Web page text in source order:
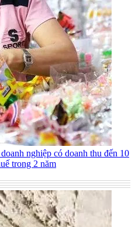
nghiệp có doanh thu đến 10
trong 2 năm